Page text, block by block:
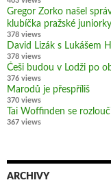
Gregor Zorko našel
klubíčka pražské juniorky
378 views
David Lizák s Lukášem
378 views
Češi budou v Lodži po
376 views
Marodů je přespříliš
370 views
Tai Woffinden se
367 views
ARCHIVY